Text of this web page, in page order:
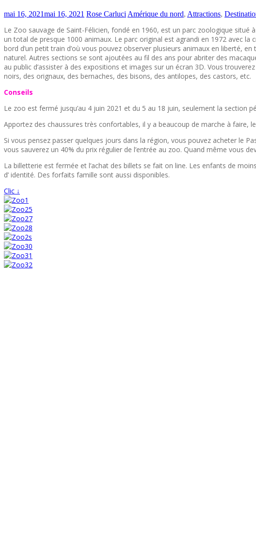
mai 16, 2021mai 16, 2021 Rose Carluci Amérique du nord, Attractions,
Le Zoo sauvage de Saint-Félicien, fondé en 1960, est un parc zoologique
un total de presque 1000 animaux. Le parc original est agrandi en 1972 avec
bord d’un petit train d’où vous pouvez observer plusieurs animaux en liberté,
naturel. Autres sections se sont ajoutées au fil des ans pour abriter des
au public d’assister à des expositions et images sur un écran 3D. Vous
noirs, des orignaux, des bernaches, des bisons, des antilopes, des castors, etc.
Conseils
Le zoo est fermé jusqu’au 4 juin 2021 et du 5 au 18 juin, seulement la section
Apportez des chaussures très confortables, il y a beaucoup de marche à faire,
Si vous pensez passer quelques jours dans la région, vous pouvez acheter le
vous sauverez un 40% du prix régulier de l’entrée au zoo. Quand même vous
La billetterie est fermée et l’achat des billets se fait on line. Les enfants de
d’ identité. Des forfaits famille sont aussi disponibles.
Clic ↓